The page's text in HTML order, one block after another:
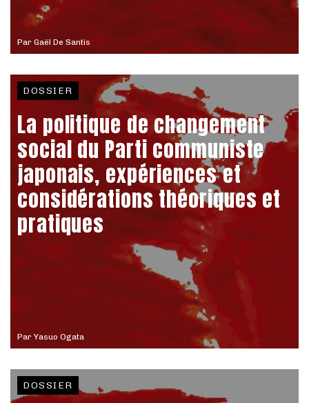
Par Gaël De Santis
Par Yasuo Ogata
DOSSIER
La politique de changement
social du Parti communiste
japonais, expériences et
considérations théoriques et
pratiques
DOSSIER